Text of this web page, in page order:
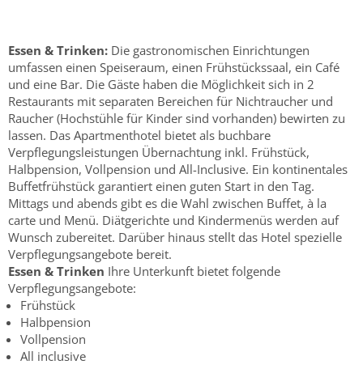
Essen & Trinken: Die gastronomischen Einrichtungen
umfassen einen Speiseraum, einen Frühstückssaal, ein Café
und eine Bar. Die Gäste haben die Möglichkeit sich in 2
Restaurants mit separaten Bereichen für Nichtraucher und
Raucher (Hochstühle für Kinder sind vorhanden) bewirten zu
lassen. Das Apartmenthotel bietet als buchbare
Verpflegungsleistungen Übernachtung inkl. Frühstück,
Halbpension, Vollpension und All-Inclusive. Ein kontinentales
Buffetfrühstück garantiert einen guten Start in den Tag.
Mittags und abends gibt es die Wahl zwischen Buffet, à la
carte und Menü. Diätgerichte und Kindermenüs werden auf
Wunsch zubereitet. Darüber hinaus stellt das Hotel spezielle
Verpflegungsangebote bereit.
Essen & Trinken Ihre Unterkunft bietet folgende
Verpflegungsangebote:
Frühstück
Halbpension
Vollpension
All inclusive